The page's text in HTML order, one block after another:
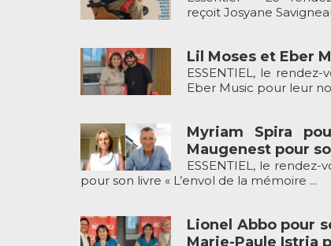
reçoit Josyane
Lil Moses et Eber
ESSENTIEL, le
Eber Music pour leur
Myriam Spira
Maugenest pour
ESSENTIEL, le
pour son livre « L’envol de la mémoire ...
Lionel Abbo pour
Marie-Paule Istria